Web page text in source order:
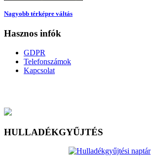
Nagyobb térképre váltás
Hasznos infók
GDPR
Telefonszámok
Kapcsolat
HULLADÉKGYŰJTÉS